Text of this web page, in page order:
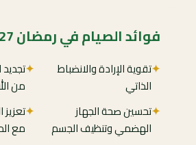
فوائد الصيام في رمضان 2027
✦تقوية الإرادة والانضباط
الذاتي
✦تجديد
من
✦تحسين صحة الجهاز
الهضمي وتنظيف الجسم
✦
مع